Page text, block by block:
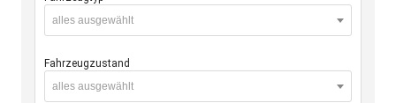
alles ausgewählt
Fahrzeugzustand
alles ausgewählt